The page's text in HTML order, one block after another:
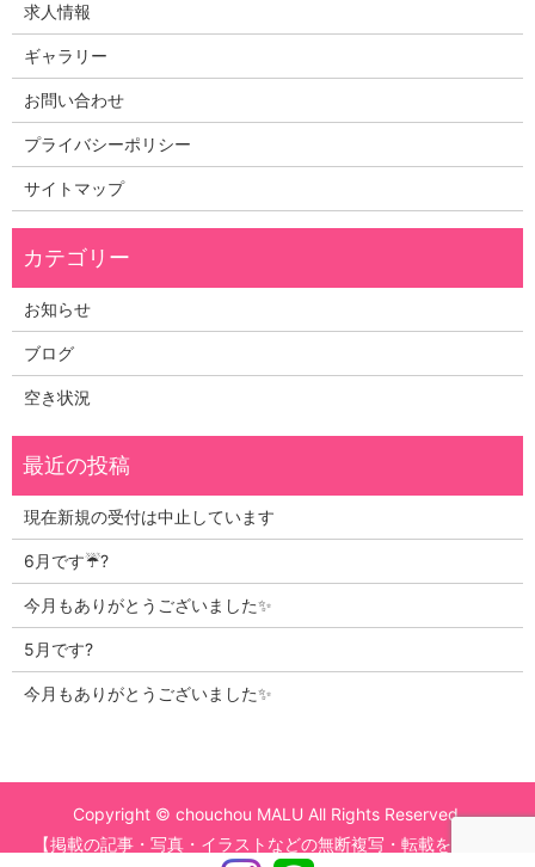
求人情報
ギャラリー
お問い合わせ
プライバシーポリシー
サイトマップ
お知らせ
ブログ
空き状況
現在新規の受付は中止しています
6月です☔?
今月もありがとうございました✨
5月です?
今月もありがとうございました✨
Copyright © chouchou MALU All Rights Reserved.
【掲載の記事・写真・イラストなどの無断複写・転載を禁じま